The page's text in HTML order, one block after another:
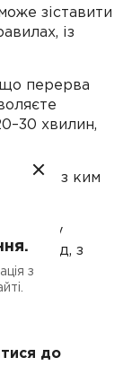
зіставити
із
що перерва
хвилин,
ні з ким
тому
як слід, з
щодо
до
з